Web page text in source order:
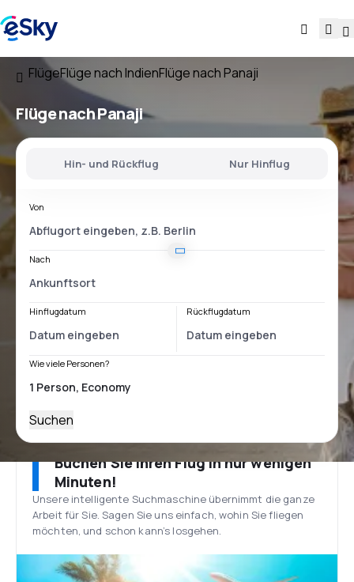
FlügeFlüge nach IndienFlüge nach Panaji
Flüge nach Panaji
Hin- und Rückflug Nur Hinflug
Von
Nach
Hinflugdatum Rückflugdatum
Wie viele Personen?
Suchen
Buchen Sie Ihren Flug in nur wenigen
Minuten!
Unsere intelligente Suchmaschine übernimmt die ganze
Arbeit für Sie. Sagen Sie uns einfach, wohin Sie fliegen
möchten, und schon kann’s losgehen.